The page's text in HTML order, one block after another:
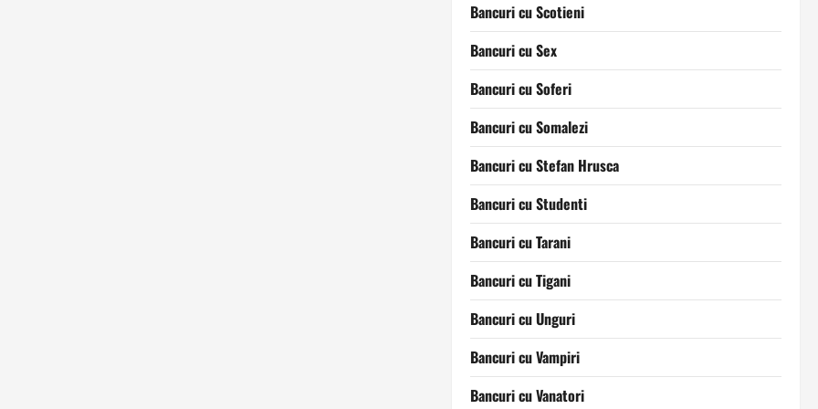
Bancuri cu Scotieni
Bancuri cu Sex
Bancuri cu Soferi
Bancuri cu Somalezi
Bancuri cu Stefan Hrusca
Bancuri cu Studenti
Bancuri cu Tarani
Bancuri cu Tigani
Bancuri cu Unguri
Bancuri cu Vampiri
Bancuri cu Vanatori